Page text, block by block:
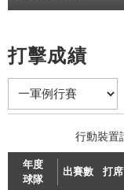
打擊成績
年度
球隊
出賽數 打席